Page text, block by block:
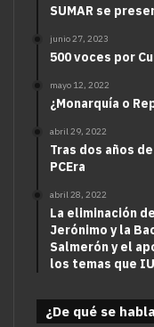
SUMAR se
junio 27, 2023
500 voces por
mayo 12, 2022
¿Monarquía o
abril 29, 2022
Tras dos años
PCEra
abril 28, 2022
La eliminación
Jerónimo y la
Salmerón y el
los temas que
¿De qué se